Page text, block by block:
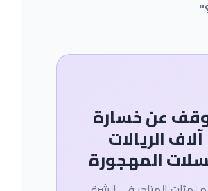
عن خسارة
آلاف الريالات
المهجورة